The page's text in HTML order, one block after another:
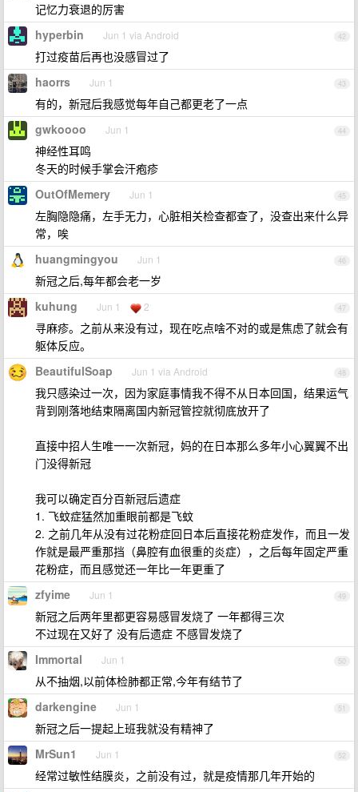
记忆力衰退的厉害
42
hyperbin Jun 1 via Android
打过疫苗后再也没感冒过了
43
haorrs Jun 1
有的，新冠后我感觉每年自己都更老了一点
44
gwkoooo Jun 1
神经性耳鸣
冬天的时候手掌会汗疱疹
45
OutOfMemery Jun 1
左胸隐隐痛，左手无力，心脏相关检查都查了，没查出来什么异
常，唉
46
huangmingyou Jun 1
新冠之后,每年都会老一岁
47
kuhung Jun 1 2
寻麻疹。之前从来没有过，现在吃点啥不对的或是焦虑了就会有
躯体反应。
48
BeautifulSoap Jun 1 via Android
我只感染过一次，因为家庭事情我不得不从日本回国，结果运气
背到刚落地结束隔离国内新冠管控就彻底放开了
直接中招人生唯一一次新冠，妈的在日本那么多年小心翼翼不出
门没得新冠
我可以确定百分百新冠后遗症
1. 飞蚊症猛然加重眼前都是飞蚊
2. 之前几年从没有过花粉症回日本后直接花粉症发作，而且一发
作就是最严重那挡（鼻腔有血很重的炎症），之后每年固定严重
花粉症，而且感觉还一年比一年更重了
49
zfyime Jun 1
新冠之后两年里都更容易感冒发烧了 一年都得三次
不过现在又好了 没有后遗症 不感冒发烧了
50
Immortal Jun 1
从不抽烟,以前体检肺都正常,今年有结节了
51
darkengine Jun 1
新冠之后一提起上班我就没有精神了
52
MrSun1 Jun 1
经常过敏性结膜炎，之前没有过，就是疫情那几年开始的